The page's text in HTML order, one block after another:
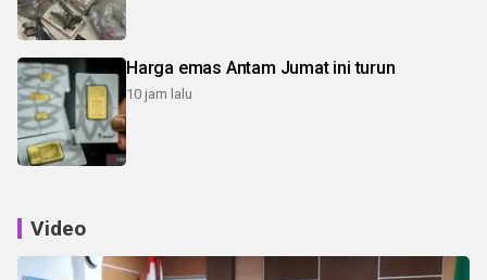
Harga emas Antam Jumat ini turun
10 jam lalu
Video